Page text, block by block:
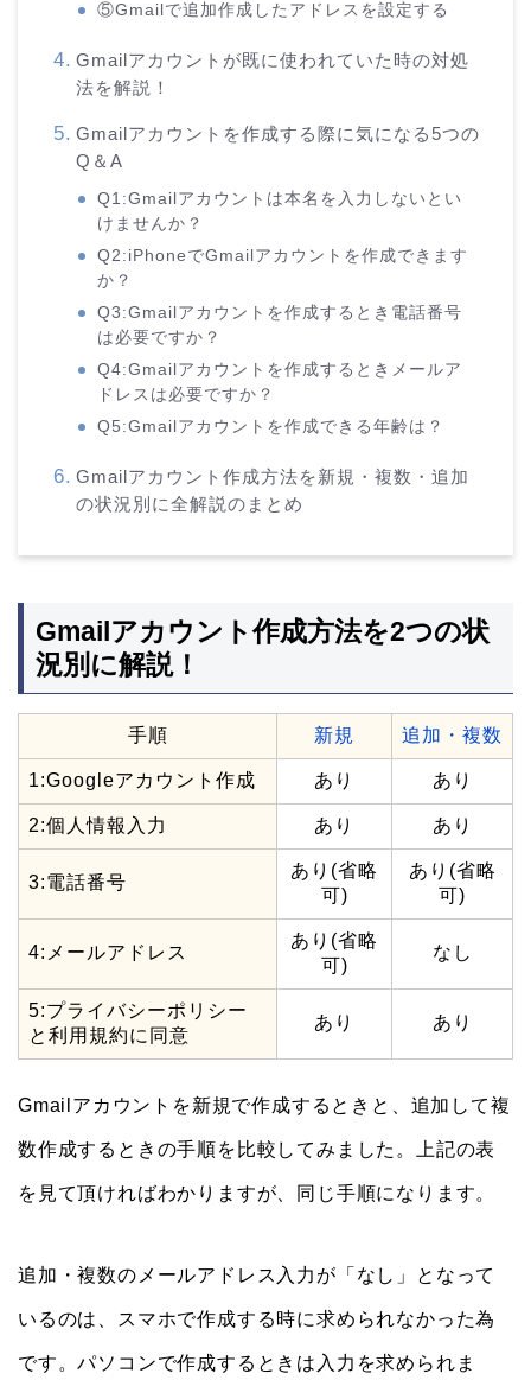
⑤Gmailで追加作成したアドレスを設定する
Gmailアカウントが既に使われていた時の対処
法を解説！
Gmailアカウントを作成する際に気になる5つの
Q＆A
Q1:Gmailアカウントは本名を入力しないとい
けませんか？
Q2:iPhoneでGmailアカウントを作成できます
か？
Q3:Gmailアカウントを作成するとき電話番号
は必要ですか？
Q4:Gmailアカウントを作成するときメールア
ドレスは必要ですか？
Q5:Gmailアカウントを作成できる年齢は？
Gmailアカウント作成方法を新規・複数・追加
の状況別に全解説のまとめ
Gmailアカウント作成方法を2つの状
況別に解説！
手順 新規 追加・複数
1:Googleアカウント作成 あり あり
2:個人情報入力 あり あり
3:電話番号
あり(省略
可)
あり(省略
可)
4:メールアドレス
あり(省略
可)
なし
5:プライバシーポリシー
と利用規約に同意
あり あり
Gmailアカウントを新規で作成するときと、追加して複
数作成するときの手順を比較してみました。上記の表
を見て頂ければわかりますが、同じ手順になります。
追加・複数のメールアドレス入力が「なし」となって
いるのは、スマホで作成する時に求められなかった為
です。パソコンで作成するときは入力を求められま